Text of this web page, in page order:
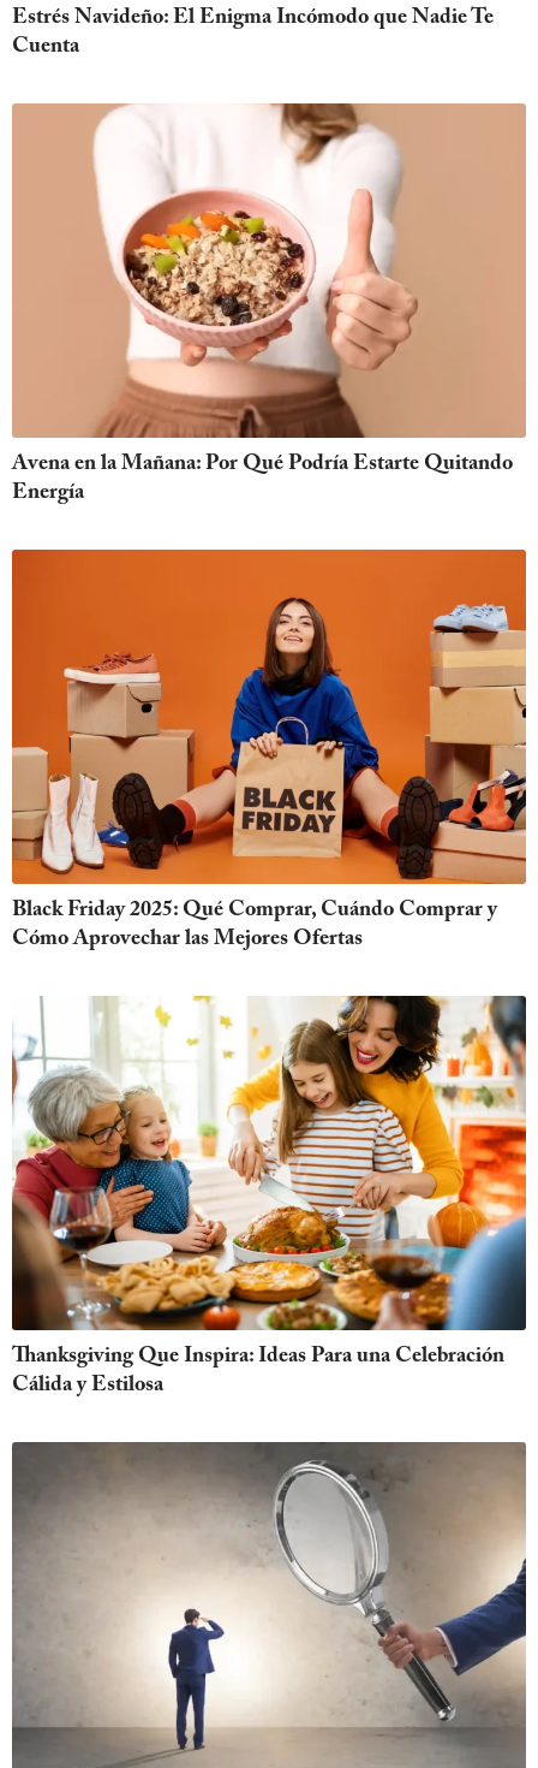
Estrés Navideño: El Enigma Incómodo que Nadie Te
Cuenta
Avena en la Mañana: Por Qué Podría Estarte Quitando
Energía
Black Friday 2025: Qué Comprar, Cuándo Comprar y
Cómo Aprovechar las Mejores Ofertas
Thanksgiving Que Inspira: Ideas Para una Celebración
Cálida y Estilosa